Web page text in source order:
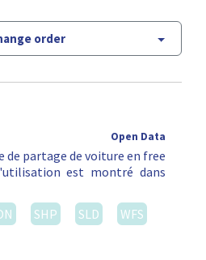
order
Open Data
de partage de voiture en free
est montré dans
SHP SLD
WFS